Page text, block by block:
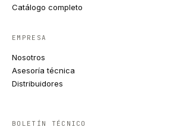
Catálogo completo
EMPRESA
Nosotros
Asesoría técnica
Distribuidores
BOLETÍN TÉCNICO